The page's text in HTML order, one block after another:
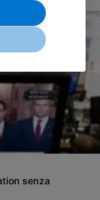
senza